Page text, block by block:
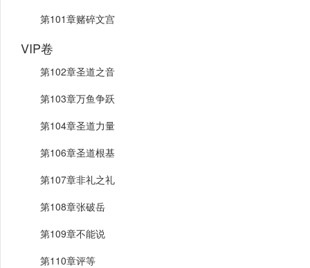
第101章赌碎文宫
VIP卷
第102章圣道之音
第103章万鱼争跃
第104章圣道力量
第106章圣道根基
第107章非礼之礼
第108章张破岳
第109章不能说
第110章评等